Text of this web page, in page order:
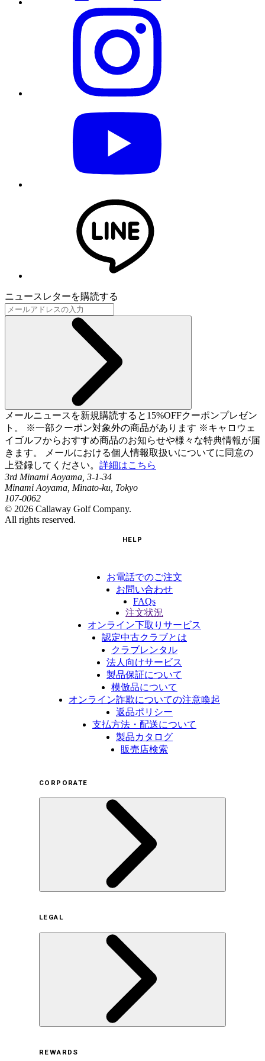
ニュースレターを購読する
メールニュースを新規購読すると15%OFFクーポンプレゼン
ト。 ※一部クーポン対象外の商品があります ※キャロウェ
イゴルフからおすすめ商品のお知らせや様々な特典情報が届
きます。 メールにおける個人情報取扱いについてに同意の
上登録してください。 詳細はこちら
3rd Minami Aoyama, 3-1-34
Minami Aoyama, Minato-ku, Tokyo
107-0062
© 2026 Callaway Golf Company.
All rights reserved.
HELP
お電話でのご注文
お問い合わせ
FAQs
注文状況
オンライン下取りサービス
認定中古クラブとは
クラブレンタル
法人向けサービス
製品保証について
模倣品について
オンライン詐欺についての注意喚起
返品ポリシー
支払方法・配送について
製品カタログ
販売店検索
CORPORATE
サステナビリティの取り組み（日本）
サステナビリティの取り組み（米国/英語）
ヒストリー
採用情報
LEGAL
REWARDS